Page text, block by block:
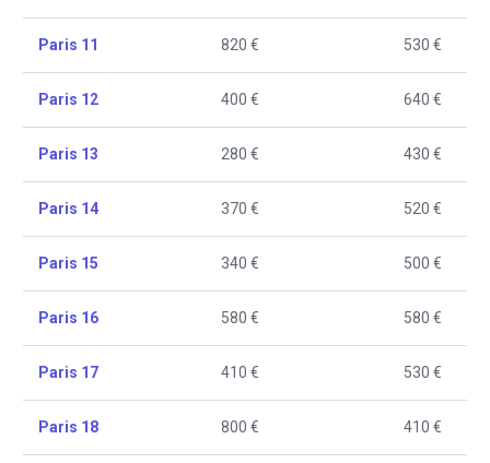
Paris 11 820 € 530 €
Paris 12 400 € 640 €
Paris 13 280 € 430 €
Paris 14 370 € 520 €
Paris 15 340 € 500 €
Paris 16 580 € 580 €
Paris 17 410 € 530 €
Paris 18 800 € 410 €